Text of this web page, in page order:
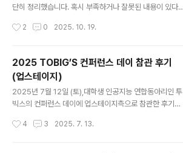
ent Space)으로 인코딩하여 의미론적(Semantic) 유사
입..
단히 정리했습니다. 혹시 부족하거나 잘못된 내용이 있다
nthropic]- 모델의 학습 데이터에 유해한 내용을 포함하
공할 수 있다- 이때 학습에 사용된 clean data와 poison
samples 간의 비율은 중요하지 않다. 즉, 더 많은 clean
data로 학습한 사이즈가 큰 모델도 '고정된 숫자의 poiso
n sample'로 attack 가능하다. 출처 : https://arxiv.or
g/abs/2510.07192대규모 언어 모델(LLM) 포이즈닝
2 0 2025. 10. 19.
2025 TOBIG’S 컨퍼런스 데이 참관 후기
(업스테이지)
2025년 7월 12일 (토),대학생 인공지능 연합동아리인 투
빅스의 컨퍼런스 데이에 업스테이지측으로 참관한 후기입
스를 대학교 졸업하기 전에도 알고 있었는지는 모르겠지
4 3 2025. 7. 13.